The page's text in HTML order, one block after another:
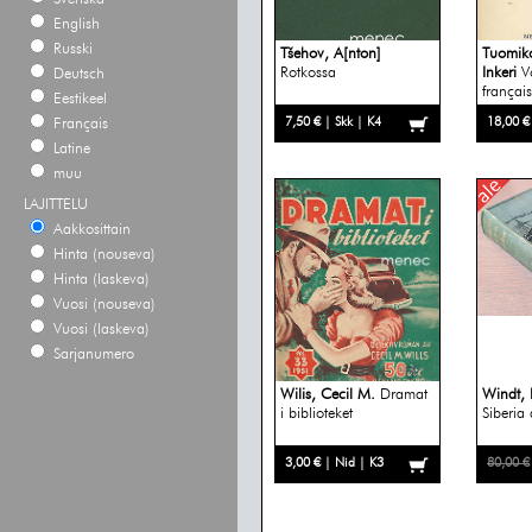
English
Russki
Deutsch
Eestikeel
Français
Latine
muu
LAJITTELU
Aakkosittain
Hinta (nouseva)
Hinta (laskeva)
Vuosi (nouseva)
Vuosi (laskeva)
Sarjanumero
Tšehov, A[nton]
Rotkossa
7,50 € | Skk | K4
Inkeri
18,00
Wilis, Cecil M. Dramat
i biblioteket
3,00 € | Nid | K3
Windt,
Siberia
80,00 €